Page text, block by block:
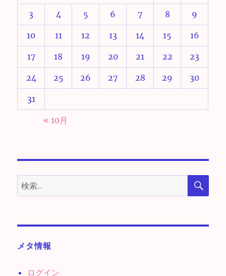
3 4 5 6 7 8 9
10 11 12 13 14 15 16
17 18 19 20 21 22 23
24 25 26 27 28 29 30
31
« 10月
検
索:
検
メタ情報
ログイン